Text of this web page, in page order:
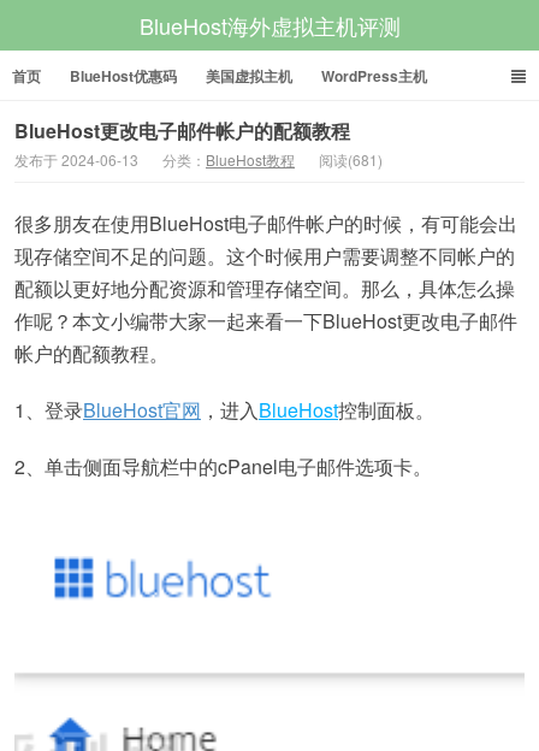
BlueHost海外虚拟主机评测
首页 BlueHost优惠码 美国虚拟主机 WordPress主机
美国VPS 美国服务器
BlueHost更改电子邮件帐户的配额教程
发布于 2024-06-13 分类： BlueHost教程 阅读(681)
很多朋友在使用BlueHost电子邮件帐户的时候，有可能会出
现存储空间不足的问题。这个时候用户需要调整不同帐户的
配额以更好地分配资源和管理存储空间。那么，具体怎么操
作呢？本文小编带大家一起来看一下BlueHost更改电子邮件
帐户的配额教程。
1、登录BlueHost官网 ，进入BlueHost控制面板。
2、单击侧面导航栏中的cPanel电子邮件选项卡。